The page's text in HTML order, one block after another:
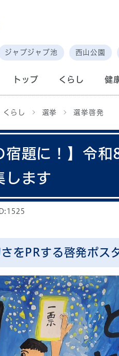
ジャブジャブ池 西山公園
トップ くらし 健
くらし 選挙 選挙啓発
宿題に！】令
します
をPRする啓発ポス